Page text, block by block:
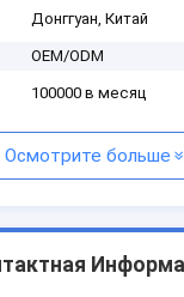
Донггуан, Китай
OEM/ODM
100000 в месяц
Осмотрите больше